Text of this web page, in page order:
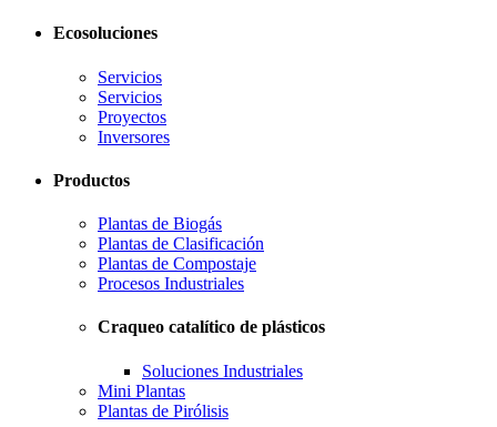
Ecosoluciones
Servicios
Servicios
Proyectos
Inversores
Productos
Plantas de Biogás
Plantas de Clasificación
Plantas de Compostaje
Procesos Industriales
Craqueo catalítico de plásticos
Soluciones Industriales
Mini Plantas
Plantas de Pirólisis